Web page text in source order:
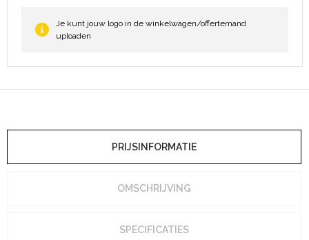
Kledingtassen
Je kunt jouw logo in de winkelwagen/offertemand
uploaden
PRIJSINFORMATIE
OMSCHRIJVING
SPECIFICATIES